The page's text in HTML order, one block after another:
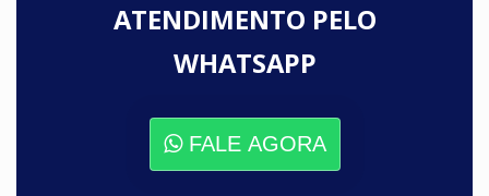
ATENDIMENTO PELO
WHATSAPP
FALE AGORA